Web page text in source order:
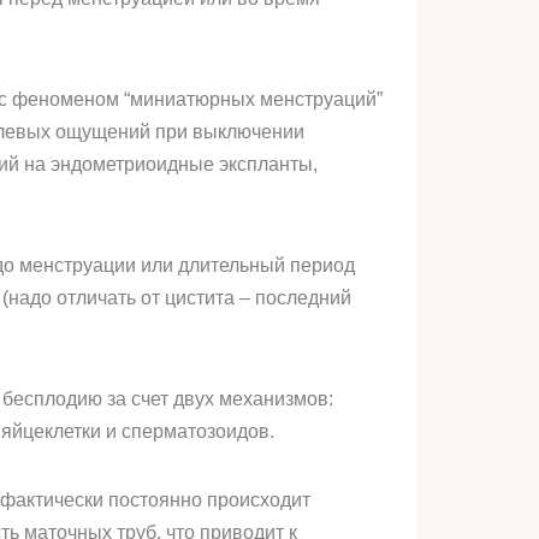
феноменом “миниатюрных менструаций”
ощущений при выключении
на эндометриоидные экспланты,
менструации или длительный период
отличать от цистита – последний
за счет двух механизмов:
и сперматозоидов.
постоянно происходит
маточных труб, что приводит к